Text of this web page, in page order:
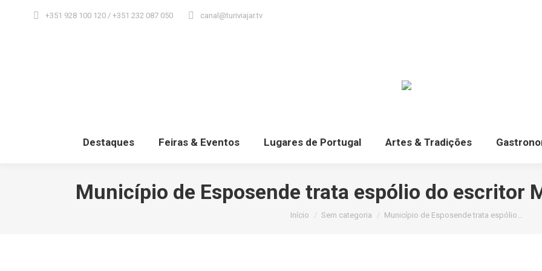
+351 928 100 120 / +351 232 087 050 canal@turiviajar.tv
Destaques Feiras & Eventos Lugares de Portugal Artes & Tradições
Município de Esposende trata espólio do escritor
Você está aqui:
Início Sem categoria Município de Esposende trata espólio…